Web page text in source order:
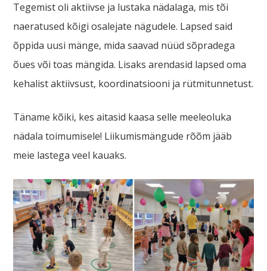
Tegemist oli aktiivse ja lustaka nädalaga, mis tõi
naeratused kõigi osalejate nägudele. Lapsed said
õppida uusi mänge, mida saavad nüüd sõpradega
õues või toas mängida. Lisaks arendasid lapsed oma
kehalist aktiivsust, koordinatsiooni ja rütmitunnetust.
Täname kõiki, kes aitasid kaasa selle meeleoluka
nädala toimumisele! Liikumismängude rõõm jääb
meie lastega veel kauaks.